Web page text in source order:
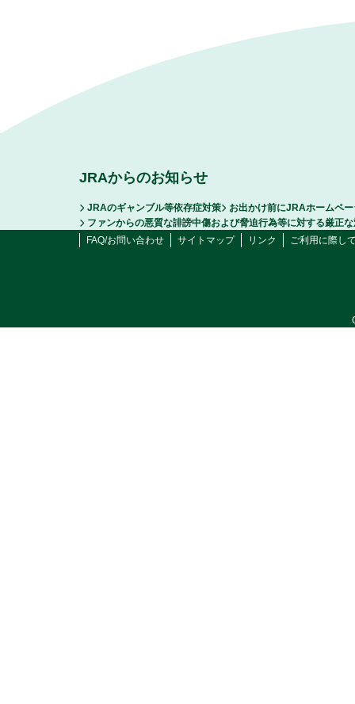
JRAからのお知らせ
JRAのギャンブル等依存症対策
お出かけ前にJRAホームペ
ファンからの悪質な誹謗中傷および脅迫行為等に対する厳正
FAQ/お問い合わせ
サイトマップ リンク ご利用に際し